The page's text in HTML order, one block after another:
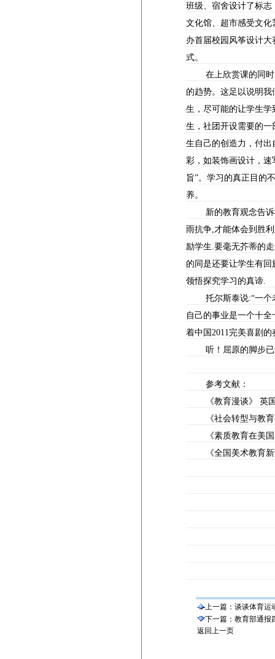
班级、宿舍设计了标
文化馆、超市感受文
办首届校园风筝设计
式。
在上欣赏课的同
的趋势。这足以说明
生，尽可能的让学生
生，社团开设需要的
生自己的创造力，付
彩，如装饰画设计，速
旨”。学习的真正目的
养。
新的教育观念告
雨抗争,才能体会到胜
励学生.要毫无芥蒂的
的同是还要让学生有回
领悟探究学习的真谛.
托尔斯泰说:“一个
自己的事业是一个十全
着中国 2011完美喜剧的
听！屈原的脚步
参考文献：
《教育漫谈》
英
《社会转型与教
《素质教育在美
《全国美术教育
上一篇： 谈谈体育运
下一篇： 教育部通报
返回上一页